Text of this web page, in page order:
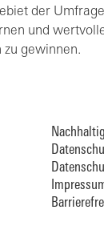
der
und
gewinnen.